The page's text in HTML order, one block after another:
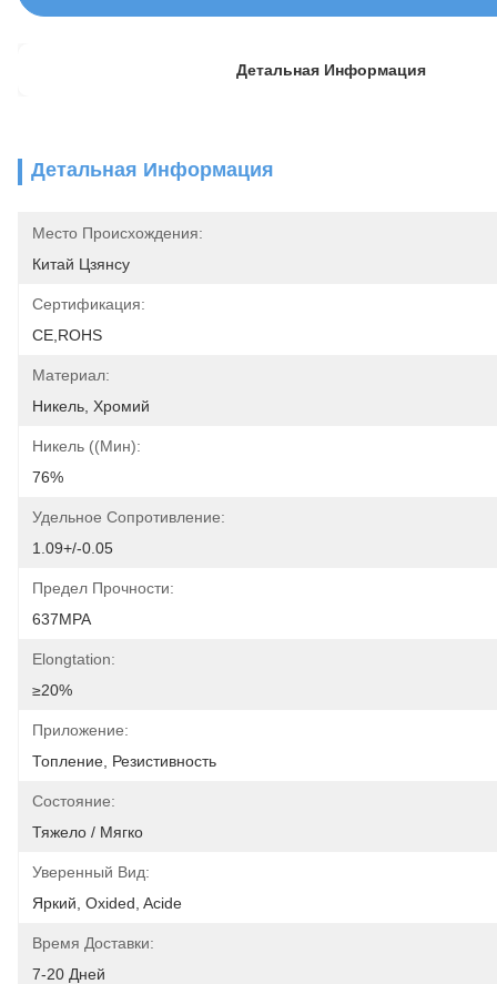
Детальная Информация
Детальная Информация
Место Происхождения:
Китай Цзянсу
Сертификация:
CE,ROHS
Материал:
Никель, Хромий
Никель ((мин):
76%
Удельное Сопротивление:
1.09+/-0.05
Предел Прочности:
637MPA
Elongtation:
≥20%
Приложение:
Топление, Резистивность
Состояние:
Тяжело / Мягко
Уверенный Вид:
Яркий, Oxided, Acide
Время Доставки:
7-20 Дней